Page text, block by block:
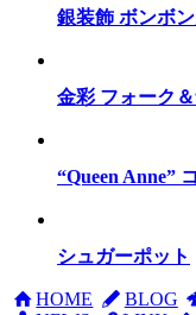
銀装飾 ボンボ
金彩 フォーク
“Queen Anne”
シュガーポット
HOME BLOG